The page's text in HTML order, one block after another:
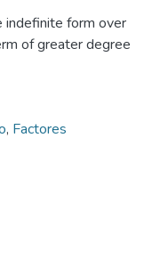
form over
of greater degree
, Factores